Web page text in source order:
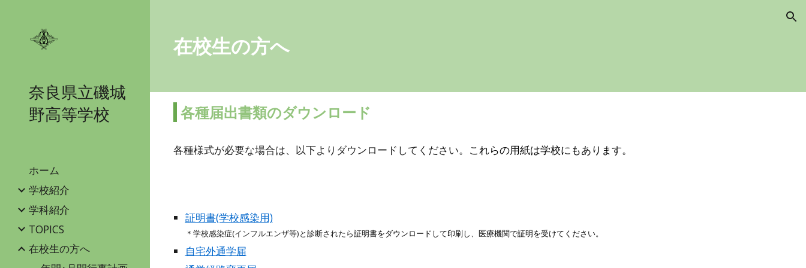
奈良県立磯城
野高等学校
ホーム
学校紹介
学科紹介
TOPICS
在校生の方へ
在校生の方へ
各種届出書類のダウンロード
各種様式が必要な場合は、以下よりダウンロードしてください。 これらの用紙は学校にもあります。
証明書(学校感染用)
＊ 学校感染症(インフルエンザ等)と診断されたら証明書をダウンロードして印刷し、医療機関で証明を受けてください。
自宅外通学届